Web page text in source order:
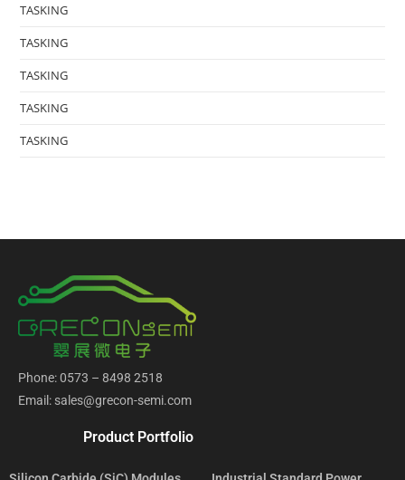
TASKING
TASKING
TASKING
TASKING
TASKING
Phone: 0573 – 8498 2518
Email: sales@grecon-semi.com
Product Portfolio